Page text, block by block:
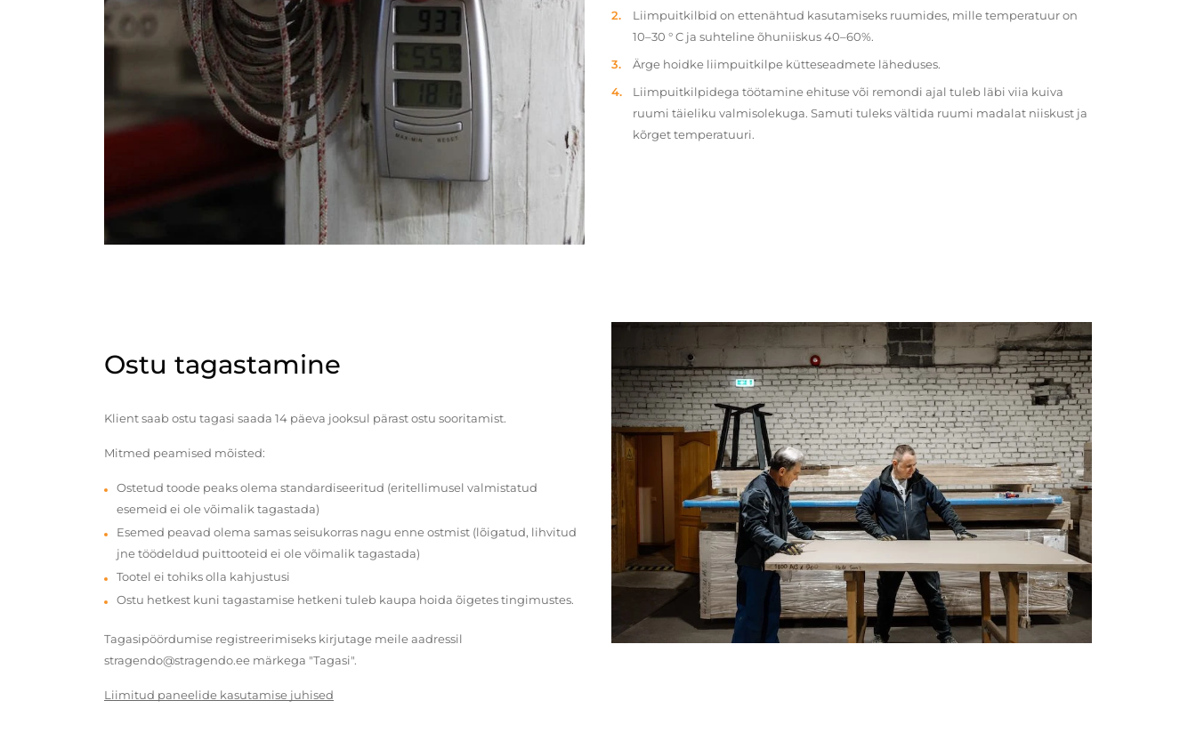
Liimpuitkilbid on ettenähtud kasutamiseks ruumides, mille temperatuur on
10–30 ° C ja suhteline õhuniiskus 40–60%.
Ärge hoidke liimpuitkilpe kütteseadmete läheduses.
Liimpuitkilpidega töötamine ehituse või remondi ajal tuleb läbi viia kuiva
ruumi täieliku valmisolekuga. Samuti tuleks vältida ruumi madalat niiskust ja
kõrget temperatuuri.
Ostu tagastamine
Klient saab ostu tagasi saada 14 päeva jooksul pärast ostu sooritamist.
Mitmed peamised mõisted:
Ostetud toode peaks olema standardiseeritud (eritellimusel valmistatud
esemeid ei ole võimalik tagastada)
Esemed peavad olema samas seisukorras nagu enne ostmist (lõigatud, lihvitud
jne töödeldud puittooteid ei ole võimalik tagastada)
Tootel ei tohiks olla kahjustusi
Ostu hetkest kuni tagastamise hetkeni tuleb kaupa hoida õigetes tingimustes.
Tagasipöördumise registreerimiseks kirjutage meile aadressil
stragendo@stragendo.ee märkega "Tagasi".
Liimitud paneelide kasutamise juhised